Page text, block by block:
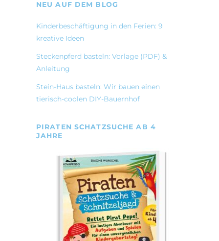
NEU AUF DEM BLOG
Kinderbeschäftigung in den Ferien: 9
kreative Ideen
Steckenpferd basteln: Vorlage (PDF) &
Anleitung
Stein-Haus basteln: Wir bauen einen
tierisch-coolen DIY-Bauernhof
PIRATEN SCHATZSUCHE AB 4
JAHRE